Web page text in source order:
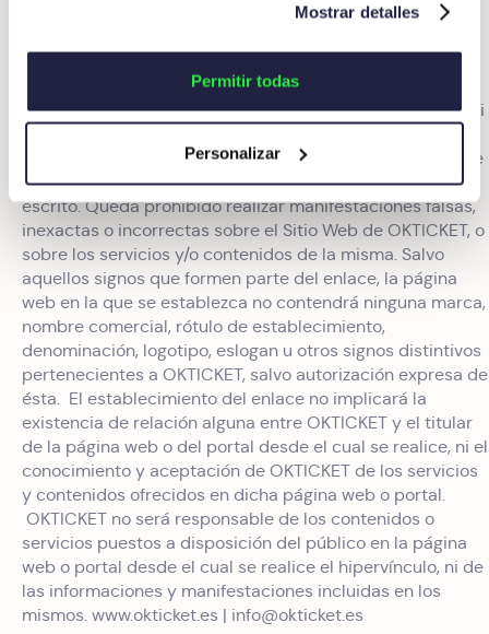
Mostrar detalles
Permitir todas
Personalizar
10.1. Enlaces desde otros sitios web:
reproducción total o parcial de ninguno de los servicios ni
links, ni enlaces IMG o de imagen, ni frames con la web de
OKTICKET, sin su previa autorización expresa y por
escrito. Queda prohibido realizar manifestaciones falsas,
inexactas o incorrectas sobre el Sitio Web de OKTICKET, o
sobre los servicios y/o contenidos de la misma. Salvo
aquellos signos que formen parte del enlace, la página
web en la que se establezca no contendrá ninguna marca,
nombre comercial, rótulo de establecimiento,
denominación, logotipo, eslogan u otros signos distintivos
pertenecientes a OKTICKET, salvo autorización expresa de
ésta. El establecimiento del enlace no implicará la
existencia de relación alguna entre OKTICKET y el titular
de la página web o del portal desde el cual se realice, ni el
conocimiento y aceptación de OKTICKET de los servicios
y contenidos ofrecidos en dicha página web o portal.
OKTICKET no será responsable de los contenidos o
servicios puestos a disposición del público en la página
web o portal desde el cual se realice el hipervínculo, ni de
las informaciones y manifestaciones incluidas en los
mismos. www.okticket.es | info@okticket.es